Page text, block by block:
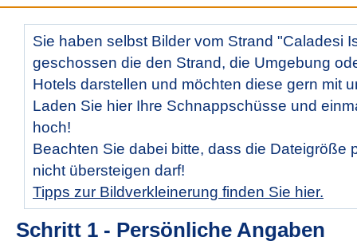
Sie haben selbst Bilder vom Strand "Caladesi
geschossen die den Strand, die Umgebung
Hotels darstellen und möchten diese gern mit
Laden Sie hier Ihre Schnappschüsse und
hoch!
Beachten Sie dabei bitte, dass die Dateigröße
nicht übersteigen darf!
Tipps zur Bildverkleinerung finden Sie hier.
Schritt 1 - Persönliche Angaben